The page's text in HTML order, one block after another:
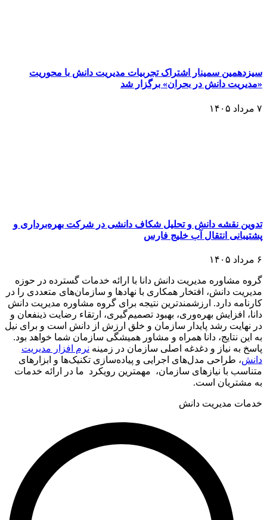
سیزدهمین سمینار اشتراک تجربیات مدیریت دانش با محوریت
«مدیریت دانش در بحران» برگزار شد
۷ مرداد ۱۴۰۵
تدوین نقشه دانش و تحلیل شکاف دانشی در شرکت بهره‌برداری و
پشتیبانی انتقال آب خلیج فارس
۶ مرداد ۱۴۰۵
گروه مشاوره مدیریت دانش دانا با ارائه خدمات گسترده در حوزه
مدیریت دانش، افتخار همکاری با نهادها و سازمان‌های متعددی را در
کارنامه دارد. ارزشمندترین نتیجه برای گروه مشاوره مدیریت دانش
دانا، افزایش بهره‌وری، بهبود تصمیم‌گیری، ارتقاء رضایت ذینفعان و
در نهایت رشد پایدار سازمان و خلق ارزش از دانش است و برای نیل
به این نتایج، دانا همراه و مشاور همیشگی سازمان شما خواهد بود.
پاسخ به نیاز و دغدغه اصلی سازمان در زمینه نرم افزار مدیریت
دانش، طراحی مدل‌های اجرایی و پیاده‌سازی تکنیک‌ها و ابزارهای
متناسب با نیازهای سازمان، مهمترین رویکرد ما در ارائه خدمات
به مشتریان است.
خدمات مدیریت دانش